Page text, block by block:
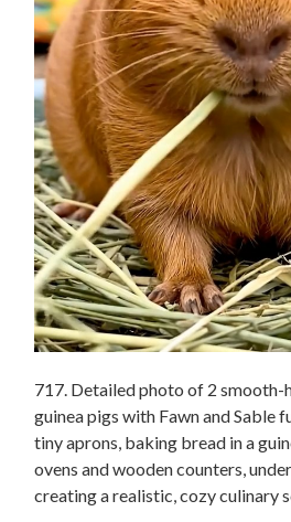
717. Detailed photo of 2 smooth-
guinea pigs with Fawn and Sable
tiny aprons, baking bread in a
ovens and wooden counters,
creating a realistic, cozy culinary